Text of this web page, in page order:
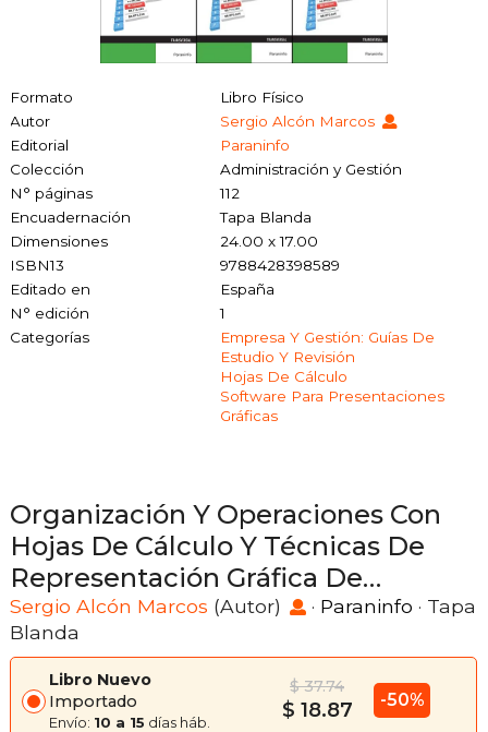
Formato
Libro Físico
Autor
Sergio Alcón Marcos
Editorial
Paraninfo
Colección
Administración y Gestión
N° páginas
112
Encuadernación
Tapa Blanda
Dimensiones
24.00 x 17.00
ISBN13
9788428398589
Editado en
España
N° edición
1
Categorías
Empresa Y Gestión: Guías De
Estudio Y Revisión
Hojas De Cálculo
Software Para Presentaciones
Gráficas
Organización Y Operaciones Con
Hojas De Cálculo Y Técnicas De
Representación Gráfica De
Documentos (Cp - Certificado
Profesionalidad)
Sergio Alcón Marcos (Autor) · Paraninfo · Tapa
Blanda
Libro Nuevo
Importado
Envío: 10 a 15 días háb.
$ 37.74
$ 18.87 -50%